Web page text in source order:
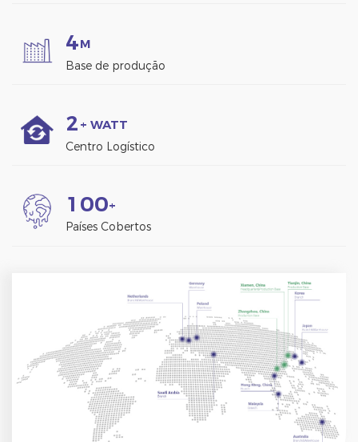
4M
Base de produção
2 + WATT
Centro Logístico
1 00+
Países Cobertos